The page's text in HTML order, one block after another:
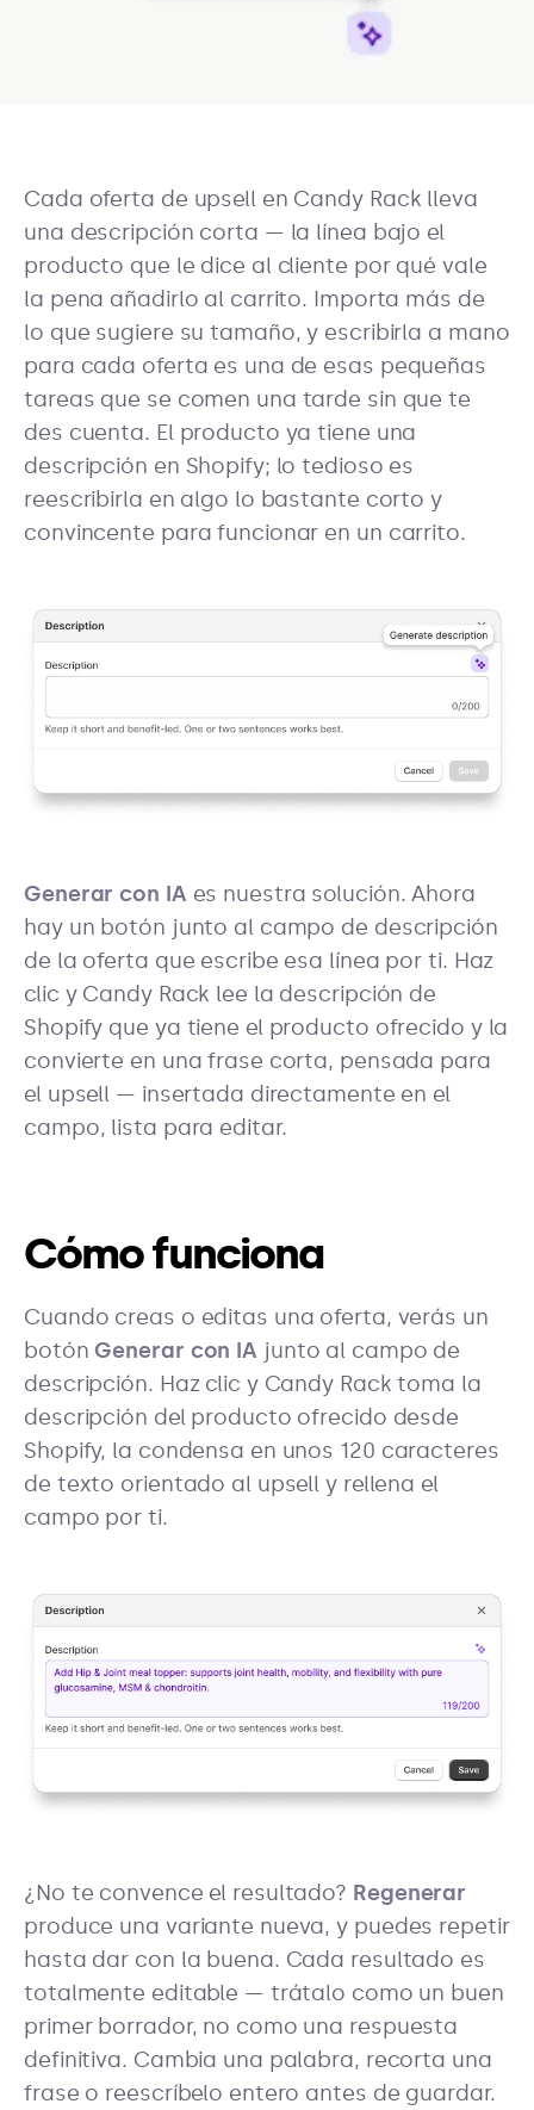
Cada oferta de upsell en Candy Rack lleva
una descripción corta — la línea bajo el
producto que le dice al cliente por qué vale
la pena añadirlo al carrito. Importa más de
lo que sugiere su tamaño, y escribirla a mano
para cada oferta es una de esas pequeñas
tareas que se comen una tarde sin que te
des cuenta. El producto ya tiene una
descripción en Shopify; lo tedioso es
reescribirla en algo lo bastante corto y
convincente para funcionar en un carrito.
Generar con IA es nuestra solución. Ahora
hay un botón junto al campo de descripción
de la oferta que escribe esa línea por ti. Haz
clic y Candy Rack lee la descripción de
Shopify que ya tiene el producto ofrecido y la
convierte en una frase corta, pensada para
el upsell — insertada directamente en el
campo, lista para editar.
Cómo funciona
Cuando creas o editas una oferta, verás un
botónGenerar con IA junto al campo de
descripción. Haz clic y Candy Rack toma la
descripción del producto ofrecido desde
Shopify, la condensa en unos 120 caracteres
de texto orientado al upsell y rellena el
campo por ti.
¿No te convence el resultado? Regenerar
produce una variante nueva, y puedes repetir
hasta dar con la buena. Cada resultado es
totalmente editable — trátalo como un buen
primer borrador, no como una respuesta
definitiva. Cambia una palabra, recorta una
frase o reescríbelo entero antes de guardar.